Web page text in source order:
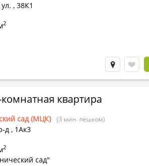
, 38К1
2
квартира
сад (МЦК) (3 мин. пешком)
д , 1Ак3
2
сад"